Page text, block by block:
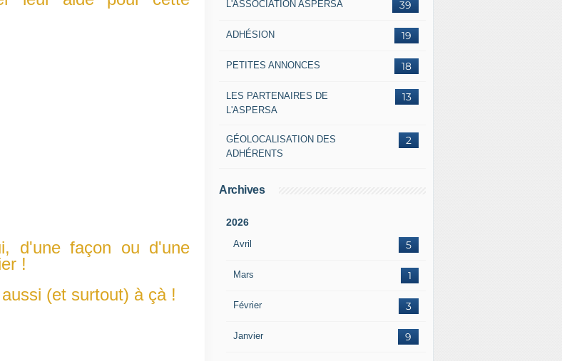
d'une façon ou d'une
!
(et surtout) à çà !
39
L'ASSOCIATION ASPERSA
19
ADHÉSION
18
PETITES ANNONCES
13
LES PARTENAIRES DE
L'ASPERSA
2
GÉOLOCALISATION DES
ADHÉRENTS
Archives
2026
Avril 5
Mars 1
Février 3
Janvier 9